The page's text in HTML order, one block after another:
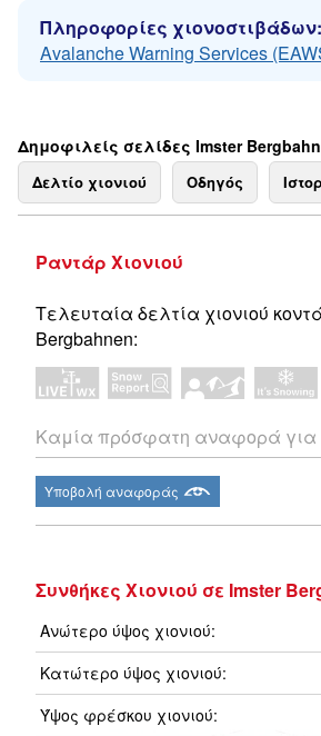
Πληροφορίες χιονοστιβάδων:
Avalanche Warning Services
Δημοφιλείς σελίδες Imster
Δελτίο χιονιού Οδηγός
Ραντάρ Χιονιού
Τελευταία δελτία χιονιού
Bergbahnen:
Καμία πρόσφατη αναφορά για
Υποβολή αναφοράς
Συνθήκες Χιονιού σε Imster
Ανώτερο ύψος χιονιού:
Κατώτερο ύψος χιονιού:
Ύψος φρέσκου χιονιού: